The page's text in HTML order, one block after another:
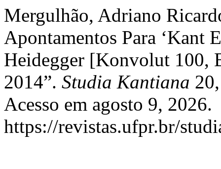
Mergulhão, Adriano
Apontamentos Para ‘Kant
Heidegger [Konvolut 100,
2014”. Studia Kantiana
Acesso em agosto 9, 2026.
https://revistas.ufpr.br/